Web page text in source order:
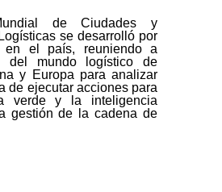
de Ciudades y
se desarrolló por
en el país, reuniendo a
del mundo logístico de
y Europa para analizar
de ejecutar acciones para
verde y la inteligencia
gestión de la cadena de